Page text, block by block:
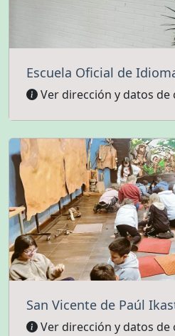
Escuela Oficial de
Ver dirección y datos de
San Vicente de Paúl
Ver dirección y datos de